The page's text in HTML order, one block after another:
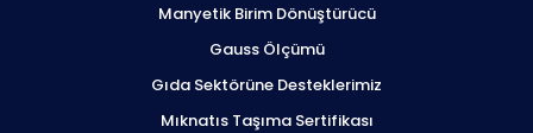
Manyetik Birim Dönüştürücü
Gauss Ölçümü
Gıda Sektörüne Desteklerimiz
Mıknatıs Taşıma Sertifikası